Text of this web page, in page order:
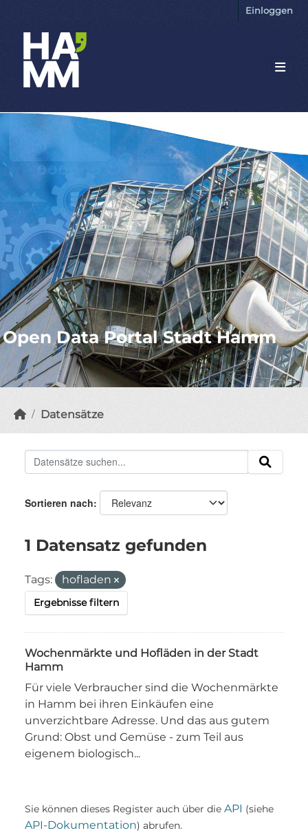
Einloggen
Open Data Portal Stadt Hamm
Datensätze
Sortieren nach
1 Datensatz gefunden
Tags: hofladen
Ergebnisse filtern
Wochenmärkte und Hofläden in der Stadt
Hamm
Für viele Verbraucher sind die Wochenmärkte
in Hamm bei ihren Einkäufen eine
unverzichtbare Adresse. Und das aus gutem
Grund: Obst und Gemüse - zum Teil aus
eigenem biologisch...
Sie können dieses Register auch über die API (siehe
API-Dokumentation) abrufen.